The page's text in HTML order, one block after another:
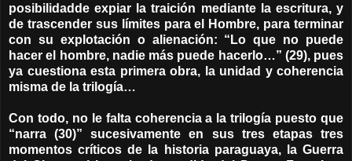
posibilidadde expiar la traición mediante la escritura, y
de trascender sus límites para el Hombre, para terminar
con su explotación o alienación: “Lo que no puede
hacer el hombre, nadie más puede hacerlo…” (29), pues
ya cuestiona esta primera obra, la unidad y coherencia
misma de la trilogía…
Con todo, no le falta coherencia a la trilogía puesto que
“narra (30)” sucesivamente en sus tres etapas tres
momentos críticos de la historia paraguaya, la Guerra